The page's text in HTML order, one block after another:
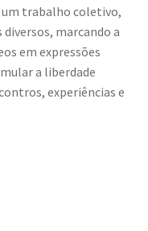
trabalho coletivo,
marcando a
em expressões
a liberdade
experiências e